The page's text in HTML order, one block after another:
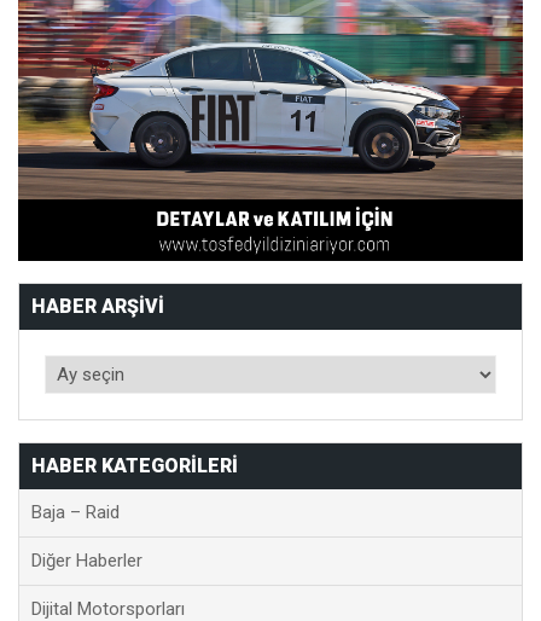
HABER ARŞIVI
HABER KATEGORILERI
Baja – Raid
Diğer Haberler
Dijital Motorsporları